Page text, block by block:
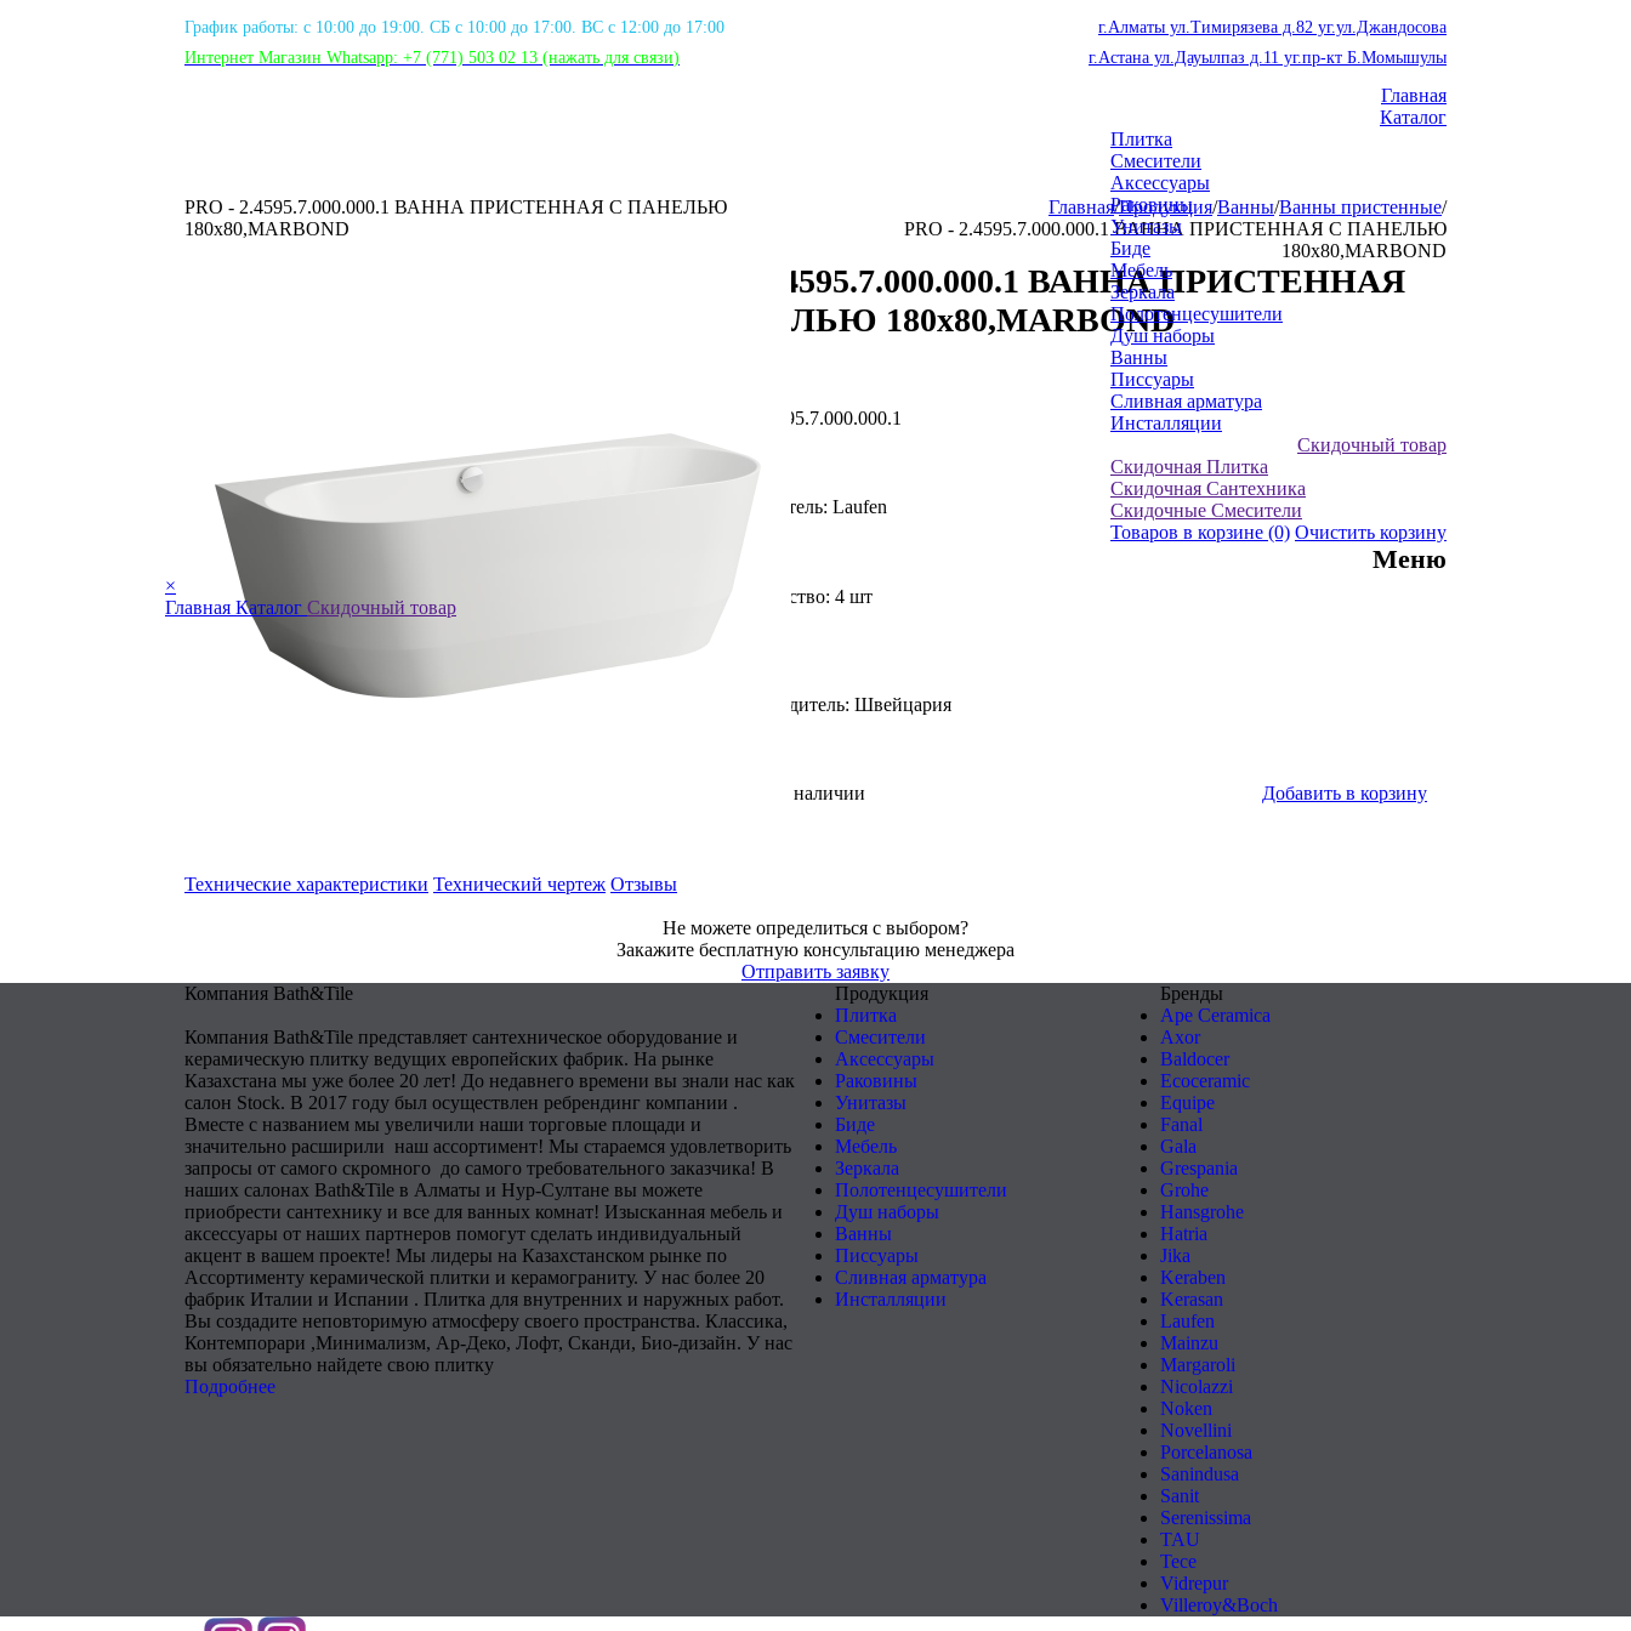
График работы: с 10:00 до 19:00. СБ с 10:00 до 17:00. ВС с 12:00 до 17:00
Интернет Магазин Whatsapp: +7 (771) 503 02 13 (нажать для связи)
г.Алматы ул.Тимирязева д.82 уг.ул.Джандосова
г.Астана ул.Дауылпаз д.11 уг.пр-кт Б.Момышулы
Главная
Каталог
Плитка
Смесители
Аксессуары
Раковины
Унитазы
Биде
Мебель
Зеркала
Полотенцесушители
Душ наборы
Ванны
Писсуары
Сливная арматура
Инсталляции
Скидочный товар
Скидочная Плитка
Скидочная Сантехника
Скидочные Смесители
Товаров в корзине (0) Очистить корзину
Меню
×
Главная Каталог Скидочный товар
PRO - 2.4595.7.000.000.1 ВАННА ПРИСТЕННАЯ С ПАНЕЛЬЮ
180х80,MARBOND
Главная/Продукция/Ванны/Ванны пристенные/
PRO - 2.4595.7.000.000.1 ВАННА ПРИСТЕННАЯ С ПАНЕЛЬЮ
180х80,MARBOND
PRO - 2.4595.7.000.000.1 ВАННА ПРИСТЕННАЯ
С ПАНЕЛЬЮ 180х80,MARBOND
Артикул: LFN_4595.7.000.000.1
Фирма производитель: Laufen
Доступное количество: 4 шт
Страна производитель: Швейцария
В наличии Добавить в корзину
Технические характеристики Технический чертеж Отзывы
Не можете определиться с выбором?
Закажите бесплатную консультацию менеджера
Отправить заявку
Компания Bath&Tile
Компания Bath&Tile представляет сантехническое оборудование и
керамическую плитку ведущих европейских фабрик. На рынке
Казахстана мы уже более 20 лет! До недавнего времени вы знали нас как
салон Stock. В 2017 году был осуществлен ребрендинг компании .
Вместе с названием мы увеличили наши торговые площади и
значительно расширили наш ассортимент! Мы стараемся удовлетворить
запросы от самого скромного до самого требовательного заказчика! В
наших салонах Bath&Tile в Алматы и Нур-Султане вы можете
приобрести сантехнику и все для ванных комнат! Изысканная мебель и
аксессуары от наших партнеров помогут сделать индивидуальный
акцент в вашем проекте! Мы лидеры на Казахстанском рынке по
Ассортименту керамической плитки и керамограниту. У нас более 20
фабрик Италии и Испании . Плитка для внутренних и наружных работ.
Вы создадите неповторимую атмосферу своего пространства. Классика,
Контемпорари ,Минимализм, Ар-Деко, Лофт, Сканди, Био-дизайн. У нас
вы обязательно найдете свою плитку
Подробнее
Продукция
Плитка
Смесители
Аксессуары
Раковины
Унитазы
Биде
Мебель
Зеркала
Полотенцесушители
Душ наборы
Ванны
Писсуары
Сливная арматура
Инсталляции
Бренды
Ape Ceramica
Axor
Baldocer
Ecoceramic
Equipe
Fanal
Gala
Grespania
Grohe
Hansgrohe
Hatria
Jika
Keraben
Kerasan
Laufen
Mainzu
Margaroli
Nicolazzi
Noken
Novellini
Porcelanosa
Sanindusa
Sanit
Serenissima
TAU
Tece
Vidrepur
Villeroy&Boch